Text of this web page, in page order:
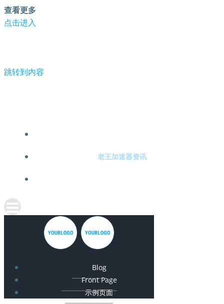
查看更多
点击进入
跳转到内容
老王加速器资讯
Blog
Front Page
示例页面